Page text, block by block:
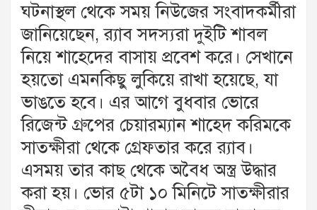
ঘটনাস্থল থেকে সময় নিউজের সংবাদকর্মীরা
জানিয়েছেন, র‌্যাব সদস্যরা দুইটি শাবল
নিয়ে শাহেদের বাসায় প্রবেশ করে। সেখানে
হয়তো এমনকিছু লুকিয়ে রাখা হয়েছে, যা
ভাঙতে হবে। এর আগে বুধবার ভোরে
রিজেন্ট গ্রুপের চেয়ারম্যান শাহেদ করিমকে
সাতক্ষীরা থেকে গ্রেফতার করে র‌্যাব।
এসময় তার কাছ থেকে অবৈধ অস্ত্র উদ্ধার
করা হয়। ভোর ৫টা ১০ মিনিটে সাতক্ষীরার